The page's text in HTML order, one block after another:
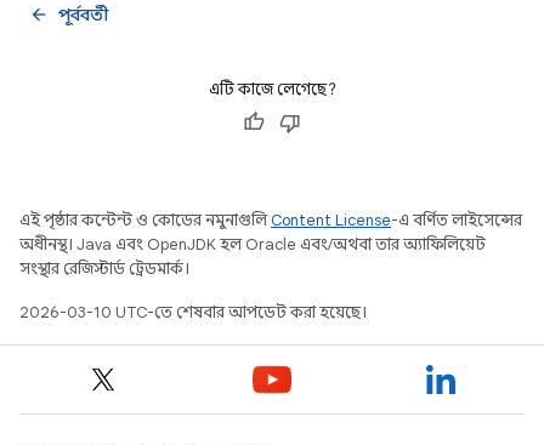
পূর্ববর্তী
arrow_back
এটি কাজে লেগেছে?
এই পৃষ্ঠার কন্টেন্ট ও কোডের নমুনাগুলিContent License-এ বর্ণিত লাইসেন্সের
অধীনস্থ। Java এবং OpenJDK হল Oracle এবং/অথবা তার অ্যাফিলিয়েট
সংস্থার রেজিস্টার্ড ট্রেডমার্ক।
2026-03-10 UTC-তে শেষবার আপডেট করা হয়েছে।